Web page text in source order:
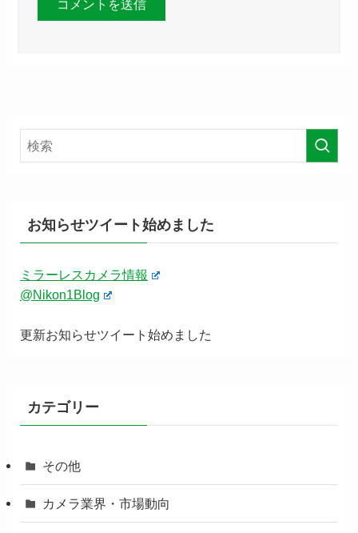
お知らせツイート始めました
ミラーレスカメラ情報
@Nikon1Blog
更新お知らせツイート始めました
カテゴリー
その他
カメラ業界・市場動向